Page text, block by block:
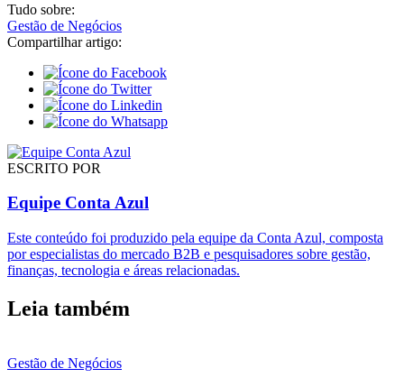
Tudo sobre:
Gestão de Negócios
Compartilhar artigo:
ESCRITO POR
Equipe Conta Azul
Este conteúdo foi produzido pela equipe da Conta Azul, composta
por especialistas do mercado B2B e pesquisadores sobre gestão,
finanças, tecnologia e áreas relacionadas.
Leia também
Gestão de Negócios